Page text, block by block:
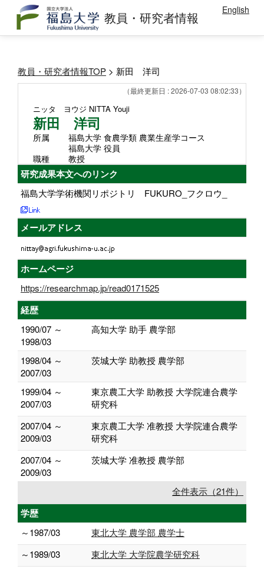
教員・研究者情報 English
教員・研究者情報TOP > 新田 洋司
（最終更新日 : 2026-07-03 08:02:33）
ニッタ ヨウジ NITTA Youji
新田 洋司
所属
福島大学 食農学類 農業生産学コース
福島大学 役員
職種
教授
研究成果本文へのリンク
福島大学学術機関リポジトリ FUKURO_フクロウ_
メールアドレス
ホームページ
https://researchmap.jp/read0171525
経歴
1990/07 ～
1998/03
高知大学 助手 農学部
1998/04 ～
2007/03
茨城大学 助教授 農学部
1999/04 ～
2007/03
東京農工大学 助教授 大学院連合農学
研究科
2007/04 ～
2009/03
東京農工大学 准教授 大学院連合農学
研究科
2007/04 ～
2009/03
茨城大学 准教授 農学部
全件表示（21件）
学歴
～1987/03
東北大学 農学部 農学士
～1989/03
東北大学 大学院農学研究科